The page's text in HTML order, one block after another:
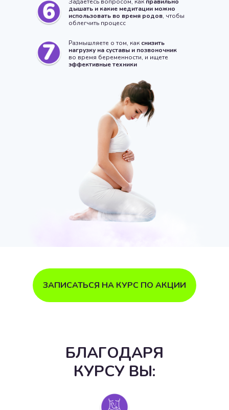
дышать и какие медитации можно
использовать во время родов, чтобы
облегчить процесс
Размышляете о том, как снизить
нагрузку на суставы и позвоночник
во время беременности, и ищете
эффективные техники
ЗАПИСАТЬСЯ НА КУРС ПО АКЦИИ
БЛАГОДАРЯ
КУРСУ ВЫ: